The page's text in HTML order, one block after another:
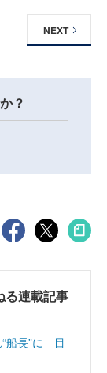
NEXT
？
る連載記事
“船長”に 目